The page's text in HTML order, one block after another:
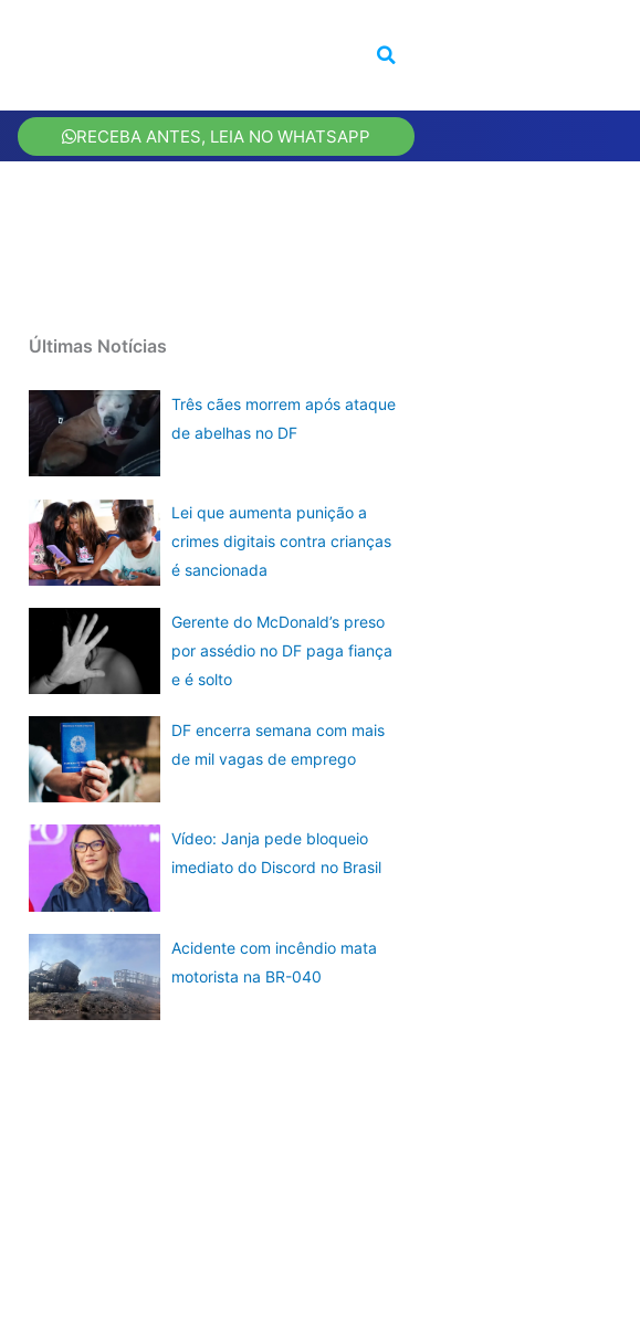
RECEBA ANTES, LEIA NO WHATSAPP
Últimas Notícias
Três cães morrem após ataque
de abelhas no DF
Lei que aumenta punição a
crimes digitais contra crianças
é sancionada
Gerente do McDonald’s preso
por assédio no DF paga fiança
e é solto
DF encerra semana com mais
de mil vagas de emprego
Vídeo: Janja pede bloqueio
imediato do Discord no Brasil
Acidente com incêndio mata
motorista na BR-040